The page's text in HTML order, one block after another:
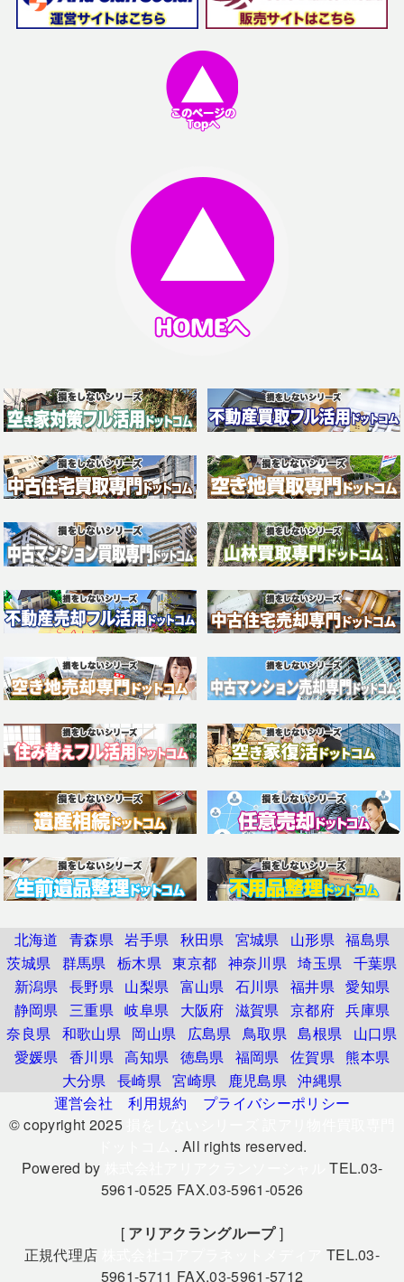
北海道 青森県 岩手県 秋田県 宮城県 山形県 福島県
茨城県 群馬県 栃木県 東京都 神奈川県 埼玉県 千葉県
新潟県 長野県 山梨県 富山県 石川県 福井県 愛知県
静岡県 三重県 岐阜県 大阪府 滋賀県 京都府 兵庫県
奈良県 和歌山県 岡山県 広島県 鳥取県 島根県
山口県
愛媛県 香川県 高知県 徳島県 福岡県 佐賀県 熊本県
大分県 長崎県 宮崎県 鹿児島県 沖縄県
運営会社
利用規約
プライバシーポリシー
© copyright 2025
. All rights reserved.
Powered by
TEL.03-
5961-0525 FAX.03-5961-0526
[ アリアクラングループ]
正規代理店
TEL.03-
5961-5711 FAX.03-5961-5712